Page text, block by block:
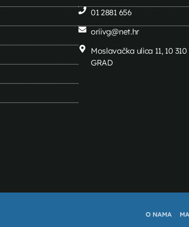
01 2881 656
oriivg@net.hr
Moslavačka ulica 11, 10
GRAD
O NAMA